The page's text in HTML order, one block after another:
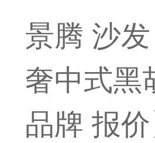
景腾 沙
奢中式黑
品牌 报